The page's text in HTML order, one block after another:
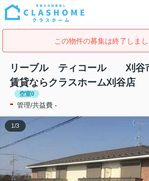
この物件の募集は終了しまし
リーブル ティコール 刈谷
賃貸ならクラスホーム刈谷店
空室0
- 管理/共益費 -
1/3